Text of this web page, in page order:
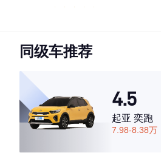
·内饰表现一般，低于53%同级车
·空间表现较为优秀，优于84%同级车
同级车推荐
4.5
起亚 奕跑
7.98-8.38万